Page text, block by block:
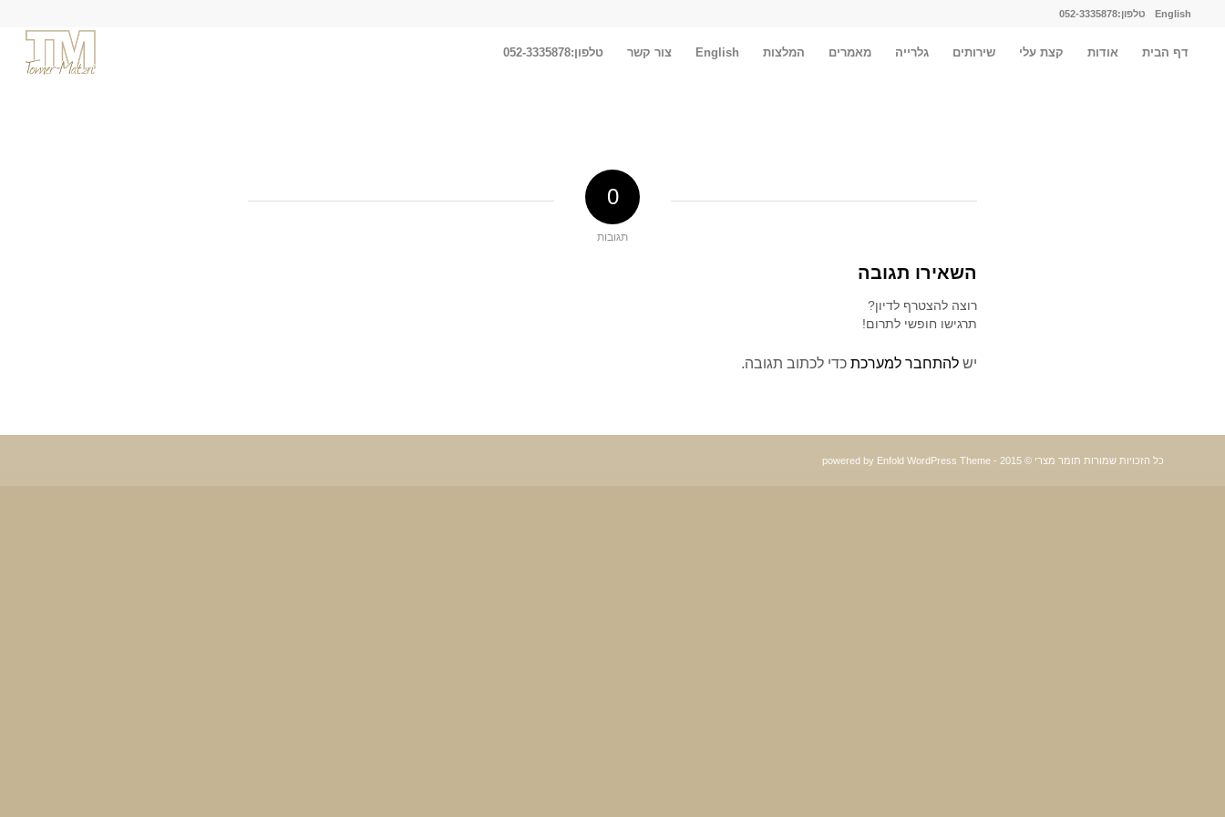
English טלפון:052-3335878
דף הבית אודות קצת עלי שירותים גלרייה מאמרים המלצות English צור קשר טלפון:052-3335878
0
תגובות
השאירו תגובה
רוצה להצטרף לדיון?
תרגישו חופשי לתרום!
יש להתחבר למערכת כדי לכתוב תגובה.
כל הזכויות שמורות תומר מצרי © 2015 - powered by Enfold WordPress Theme